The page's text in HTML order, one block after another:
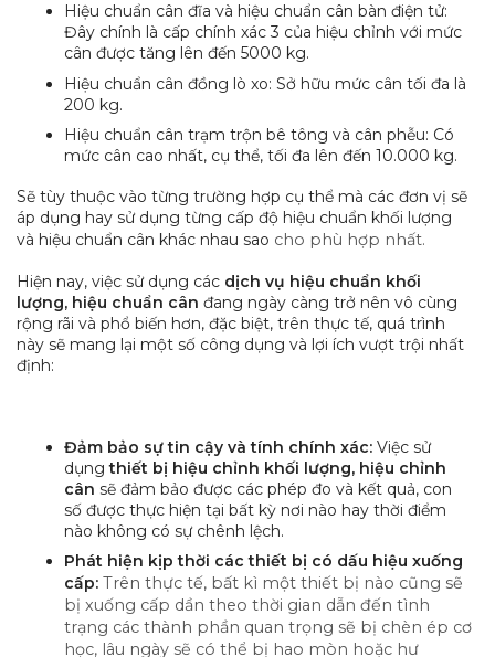
Hiệu chuẩn cân đĩa và hiệu chuẩn cân bàn điện tử:
Đây chính là cấp chính xác 3 của hiệu chỉnh với mức
cân được tăng lên đến 5000 kg.
Hiệu chuẩn cân đồng lò xo: Sở hữu mức cân tối đa là
200 kg.
Hiệu chuẩn cân trạm trộn bê tông và cân phễu: Có
mức cân cao nhất, cụ thể, tối đa lên đến 10.000 kg.
Sẽ tùy thuộc vào từng trường hợp cụ thể mà các đơn vị sẽ
áp dụng hay sử dụng từng cấp độ hiệu chuẩn khối lượng
và hiệu chuẩn cân khác nhau sao cho phù hợp nhất.
Hiện nay, việc sử dụng các dịch vụ hiệu chuẩn khối
lượng, hiệu chuẩn cân đang ngày càng trở nên vô cùng
rộng rãi và phổ biến hơn, đặc biệt, trên thực tế, quá trình
này sẽ mang lại một số công dụng và lợi ích vượt trội nhất
định:
Đảm bảo sự tin cậy và tính chính xác: Việc sử
dụngthiết bị hiệu chỉnh khối lượng, hiệu chỉnh
cânsẽ đảm bảo được các phép đo và kết quả, con
số được thực hiện tại bất kỳ nơi nào hay thời điểm
nào không có sự chênh lệch.
Phát hiện kịp thời các thiết bị có dấu hiệu xuống
cấp: Trên thực tế, bất kì một thiết bị nào cũng sẽ
bị xuống cấp dần theo thời gian dẫn đến tình
trạng các thành phần quan trọng sẽ bị chèn ép cơ
học, lâu ngày sẽ có thể bị hao mòn hoặc hư